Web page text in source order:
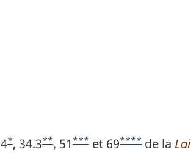
N
*, 34.3N
**, 51N
*** et 69N
**** de la Loi